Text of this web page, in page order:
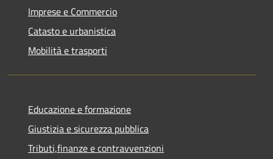
Imprese e Commercio
Catasto e urbanistica
Mobilità e trasporti
Educazione e formazione
Giustizia e sicurezza pubblica
Tributi,finanze e contravvenzioni